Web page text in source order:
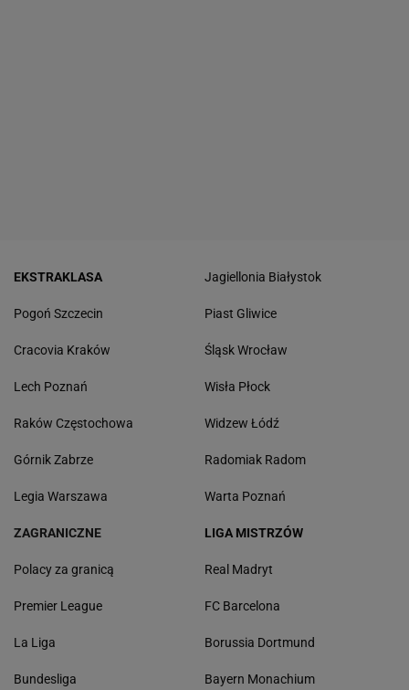
EKSTRAKLASA
Pogoń Szczecin
Cracovia Kraków
Lech Poznań
Raków Częstochowa
Górnik Zabrze
Legia Warszawa
Jagiellonia Białystok
Piast Gliwice
Śląsk Wrocław
Wisła Płock
Widzew Łódź
Radomiak Radom
Warta Poznań
ZAGRANICZNE
Polacy za granicą
Premier League
La Liga
Bundesliga
LIGA MISTRZÓW
Real Madryt
FC Barcelona
Borussia Dortmund
Bayern Monachium